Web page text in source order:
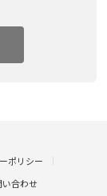
ポリシー
い合わせ